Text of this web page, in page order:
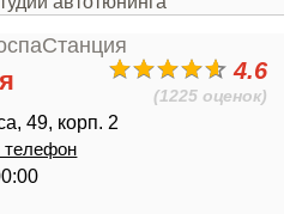
4.6
(1225 оценок)
49, корп. 2
телефон